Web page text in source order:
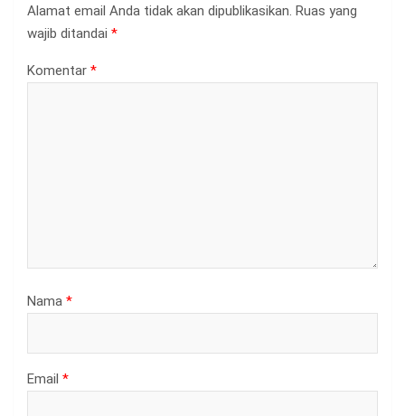
Alamat email Anda tidak akan dipublikasikan. Ruas yang
wajib ditandai *
Komentar *
Nama *
Email *